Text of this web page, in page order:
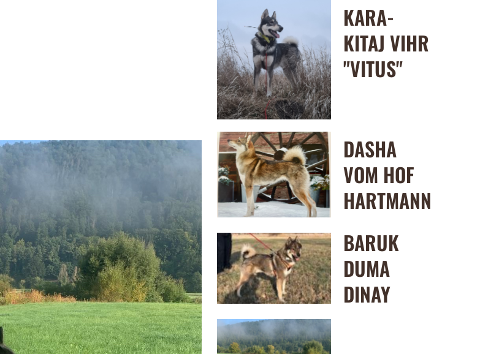
KARA-
KITAJ VIHR
"VITUS"
DASHA
VOM HOF
HARTMANN
BARUK
DUMA
DINAY